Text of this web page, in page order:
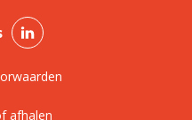
afhalen